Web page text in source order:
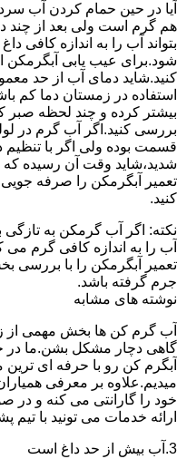
آیا در حین حمام کردن آب
هم گرم است ولی بعد از چند
بتواند آب را به اندازه کافی
شود.برای عیب یابی
کنید.شاید دمای آب از حد
استفاده در زمستان دما کم
بیشتر کرده و چند لحظه صبر
بررسی کنید.اگر آب گرم در
قسمت بوده ولی اگر با تنظیم
شدید،شاید وقت آن رسیده که
تعمیر آبگرمکن را صرفه جویی
کنید.
نکته: اگر آب گرمکن به
آب را به اندازه کافی گرم
تعمیر آبگرمکن را با بررسی
جرم گرفته باشد.
نوشته های مشابه
آب گرم کن ها بخش مهمی از
گاهی دچار مشکل بشن.ما در
آبگرم کن رو با حرفه ای
میدیم.علاوه بر معرفی
خود را گارانتی می کنه و
ارائه خدمات می تونید با تیم
3.آب بیش از حد داغ است